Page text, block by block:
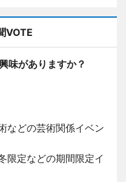
VOTE
味がありますか？
などの芸術関係イベン
限定などの期間限定イ